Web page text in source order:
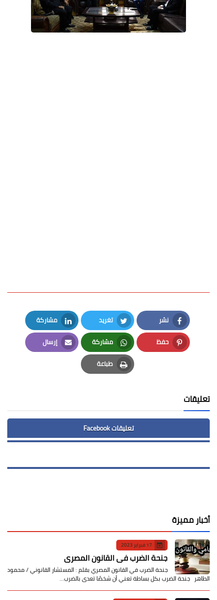
نشر
Facebook
تغريد
Twitter
مشاركة
LinkedIn
حفظ
Pinterest
مشاركة
Whatsapp
إرسال
Email
طباعة
Print
تعليقات
تعليقات Facebook
أخبار مميزة
17 فبراير 2023
جنحة الضرب في القانون المصري
جنحة الضرب في القانون المصري بقلم : المستشار القانوني / محمود
الطاهر جنحة الضرب بكل بساطة تعني أن شخصًا تعدى بالضرب…